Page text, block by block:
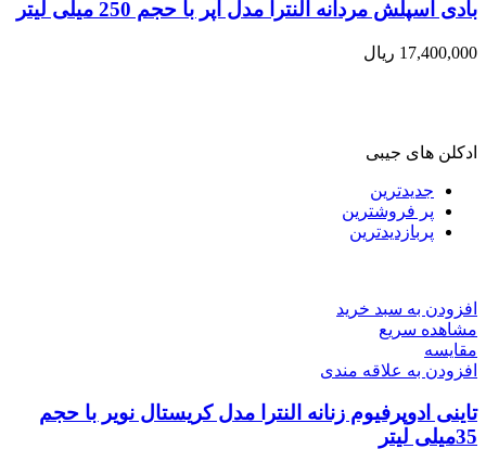
بادی اسپلش مردانه النترا مدل آپر با حجم 250 میلی لیتر
17,400,000 ریال
ادکلن های جیبی
جدیدترین
پر فروشترین
پربازدیدترین
افزودن به سبد خرید
مشاهده سریع
مقایسه
افزودن به علاقه مندی
تاینی ادوپرفیوم زنانه النترا مدل کریستال نویر با حجم
35میلی لیتر